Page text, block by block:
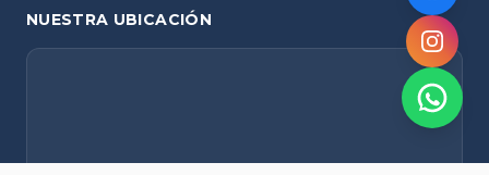
NUESTRA UBICACIÓN